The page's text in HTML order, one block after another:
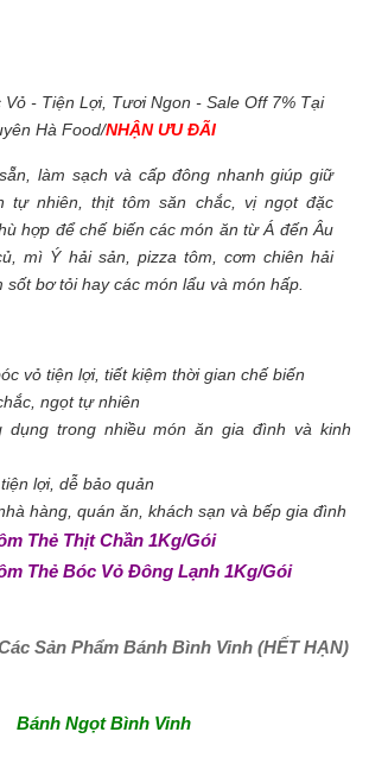
Vỏ - Tiện Lợi, Tươi Ngon - Sale Off 7% Tại
Hà Food/NHẬN ƯU ĐÃI
làm sạch và cấp đông nhanh giúp giữ
tự nhiên, thịt tôm săn chắc, vị ngọt đặc
hợp để chế biến các món ăn từ Á đến Âu
mì Ý hải sản, pizza tôm, cơm chiên hải
sốt bơ tỏi hay các món lẩu và món hấp.
vỏ tiện lợi, tiết kiệm thời gian chế biến
ngọt tự nhiên
dụng trong nhiều món ăn gia đình và kinh
lợi, dễ bảo quản
hàng, quán ăn, khách sạn và bếp gia đình
Thẻ Thịt Chần 1Kg/Gói
Thẻ Bóc Vỏ Đông Lạnh 1Kg/Gói
Sản Phẩm Bánh Bình Vinh (HẾT HẠN)
Bánh Ngọt Bình Vinh